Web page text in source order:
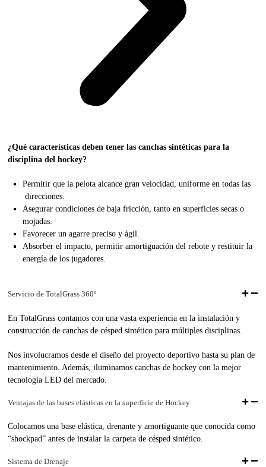
¿Qué características deben tener las canchas sintéticas para la
disciplina del hockey?
Permitir que la pelota alcance gran velocidad, uniforme en todas las
direcciones.
Asegurar condiciones de baja fricción, tanto en superficies secas o
mojadas.
Favorecer un agarre preciso y ágil.
Absorber el impacto, permitir amortiguación del rebote y restituir la
energía de los jugadores.
Servicio de TotalGrass 360º
En TotalGrass contamos con una vasta experiencia en la instalación y
construcción de canchas de césped sintético para múltiples disciplinas.
Nos involucramos desde el diseño del proyecto deportivo hasta su plan de
mantenimiento. Además, iluminamos canchas de hockey con la mejor
tecnología LED del mercado.
Ventajas de las bases elásticas en la superficie de Hockey
Colocamos una base elástica, drenante y amortiguante que conocida como
“shockpad” antes de instalar la carpeta de césped sintético.
Sistema de Drenaje